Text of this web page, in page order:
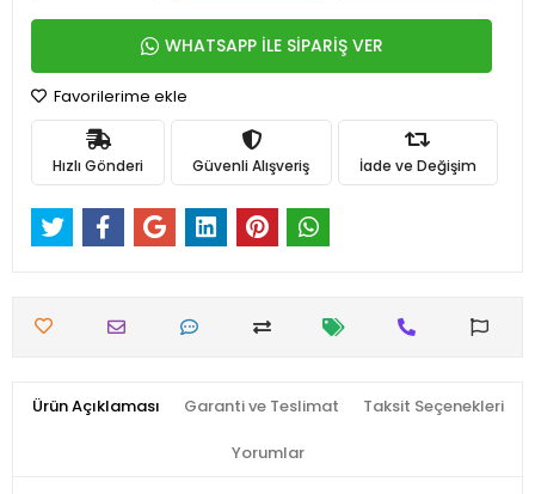
WHATSAPP İLE SİPARİŞ VER
Favorilerime ekle
Hızlı Gönderi Güvenli Alışveriş İade ve Değişim
Ürün Açıklaması Garanti ve Teslimat Taksit Seçenekleri
Yorumlar